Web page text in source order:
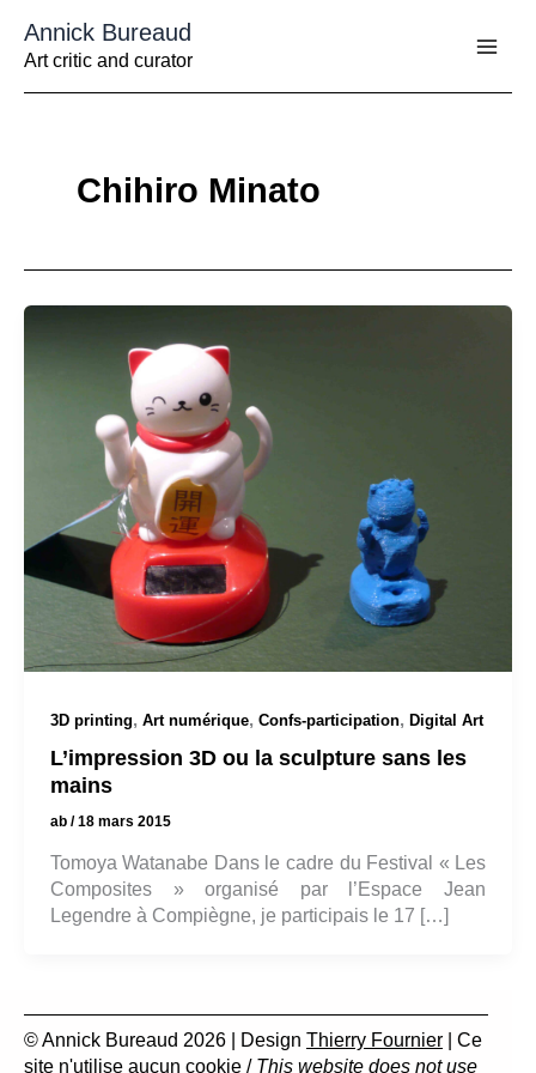
contenu
Annick Bureaud
Art critic and curator
Chihiro Minato
3D printing, Art numérique, Confs-participation, Digital Art
L’impression 3D ou la sculpture sans les
mains
ab /18 mars 2015
Tomoya Watanabe Dans le cadre du Festival « Les
Composites » organisé par l’Espace Jean
Legendre à Compiègne, je participais le 17 […]
© Annick Bureaud 2026 | Design Thierry Fournier | Ce
site n'utilise aucun cookie / This website does not use